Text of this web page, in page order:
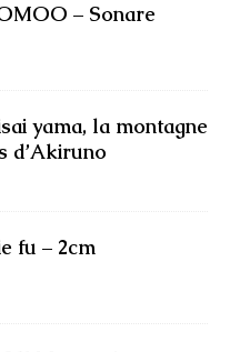
– Sonare
yama, la montagne
d’Akiruno
fu – 2cm